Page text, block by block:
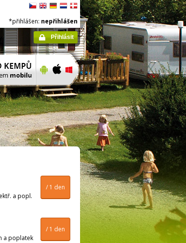
*přihlášen: nepřihlášen
Přihlásit
/ 1 den
a popl.
/ 1 den
a poplatek